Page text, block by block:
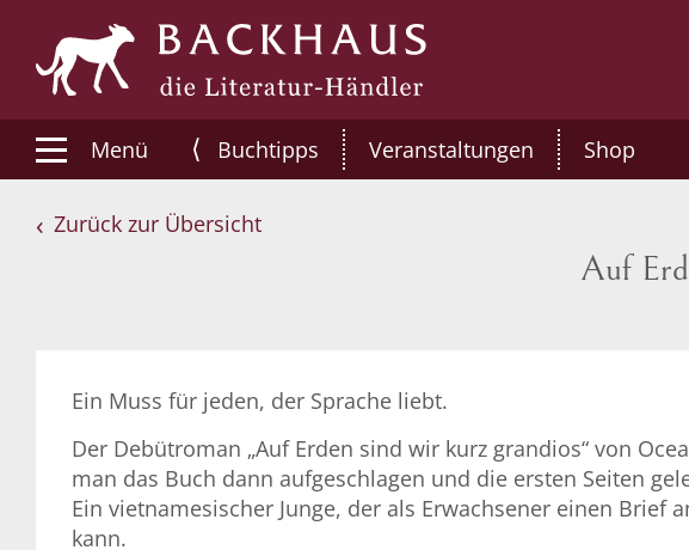
Menü ⟨ Buchtipps Veranstaltungen Shop
Zurück zur Übersicht
Auf
Ein Muss für jeden, der Sprache liebt.
Der Debütroman „Auf Erden sind wir kurz grandios“ von
man das Buch dann aufgeschlagen und die ersten Seiten
Ein vietnamesischer Junge, der als Erwachsener einen
kann.